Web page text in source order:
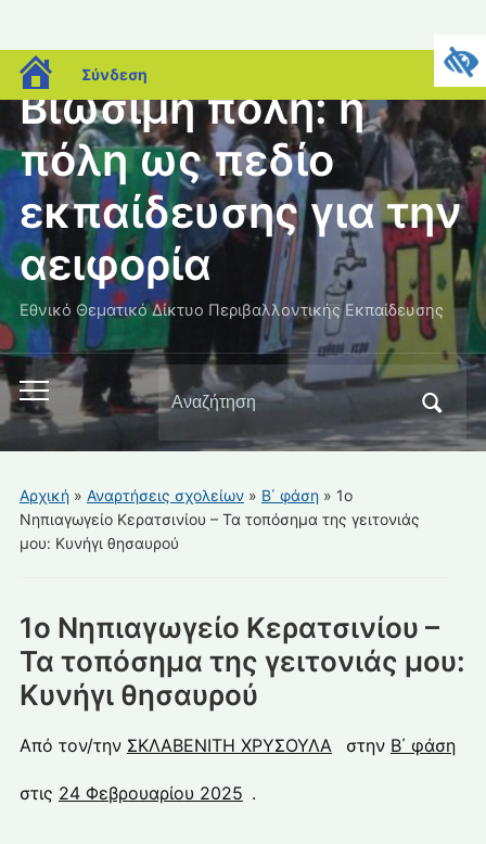
blogs.sch.gr
Σύνδεση
Βιώσιμη πόλη: η
πόλη ως πεδίο
εκπαίδευσης για την
αειφορία
Εθνικό Θεματικό Δίκτυο Περιβαλλοντικής Εκπαίδευσης
Εναλλαγή
του
μενού
για
κινητά
Αναζήτηση
για:
Αρχική» Αναρτήσεις σχολείων» Β΄ φάση» 1ο
Νηπιαγωγείο Κερατσινίου – Τα τοπόσημα της γειτονιάς
μου: Κυνήγι θησαυρού
1ο Νηπιαγωγείο Κερατσινίου –
Τα τοπόσημα της γειτονιάς μου:
Κυνήγι θησαυρού
Από τον/την ΣΚΛΑΒΕΝΙΤΗ ΧΡΥΣΟΥΛΑ στην Β΄ φάση
στις 24 Φεβρουαρίου 2025 .